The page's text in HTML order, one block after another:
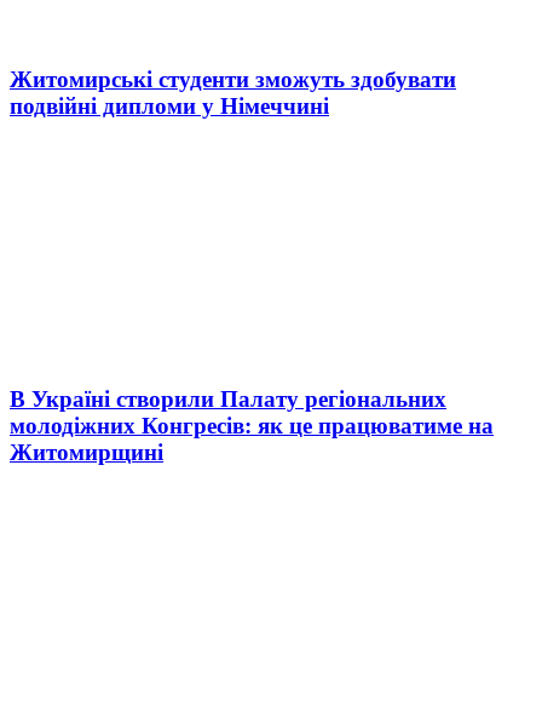
Житомирські студенти зможуть здобувати
подвійні дипломи у Німеччині
В Україні створили Палату регіональних
молодіжних Конгресів: як це працюватиме на
Житомирщині